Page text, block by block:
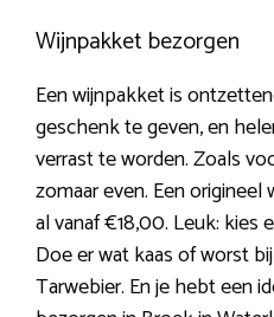
Wijnpakket bezorgen
Een wijnpakket is
geschenk te geven, en
verrast te worden. Zoals
zomaar even. Een
al vanaf €18,00. Leuk: kies
Doe er wat kaas of worst
Tarwebier. En je hebt een